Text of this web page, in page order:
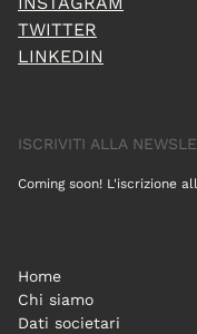
TWITTER
LINKEDIN
ISCRIVITI ALLA
Coming soon! L'iscrizione
Home
Chi siamo
Dati societari